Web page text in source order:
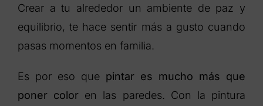
Crear a tu alrededor un ambiente de paz y
equilibrio, te hace sentir más a gusto cuando
pasas momentos en familia.
Es por eso que pintar es mucho más que
poner color en las paredes. Con la pintura